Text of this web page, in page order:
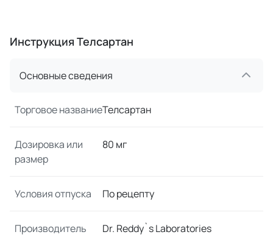
Инструкция Телсартан
Основные сведения
Торговое названиеТелсартан
Дозировка или
размер
80 мг
Условия отпуска По рецепту
Производитель Dr. Reddy`s Laboratories